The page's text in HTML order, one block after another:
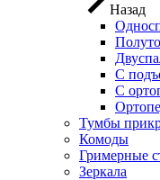
Назад
С
С
Тумбы
Комоды
Гримерные
Зеркала